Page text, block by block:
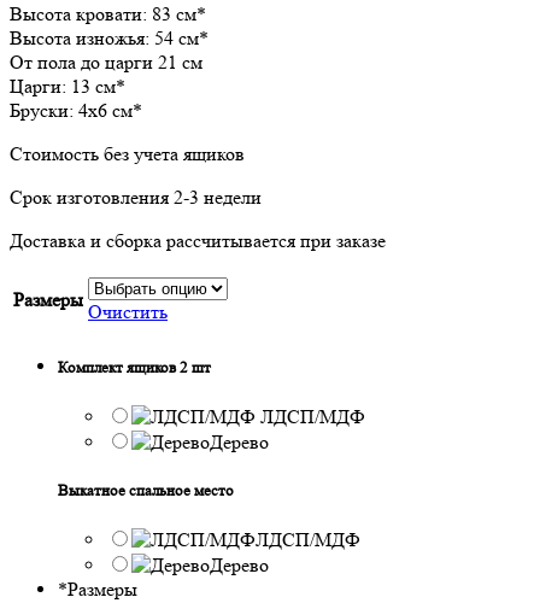
Высота кровати: 83 см*
Высота изножья: 54 см*
От пола до царги 21 см
Царги: 13 см*
Бруски: 4х6 см*
Стоимость без учета ящиков
Срок изготовления 2-3 недели
Доставка и сборка рассчитывается при заказе
Размеры
Очистить
Комплект ящиков 2 шт
ЛДСП/МДФ
Дерево
Выкатное спальное место
ЛДСП/МДФ
Дерево
*Размеры